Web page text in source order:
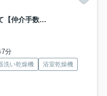
横浜市都筑区東山田町 新築戸建て【仲介手数料無料】
7分
洗い乾燥機
浴室乾燥機